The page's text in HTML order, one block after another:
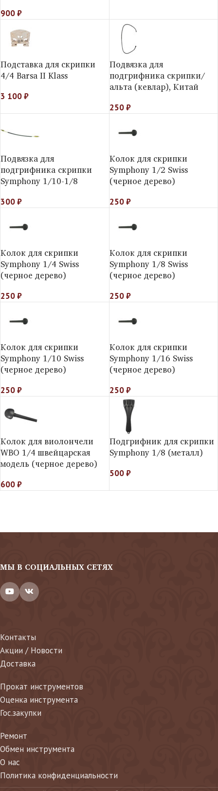
900₽
Подставка для скрипки
4/4 Barsa II Klass
3 100₽
Подвязка для
подгрифника скрипки/
альта (кевлар), Китай
250₽
Подвязка для
подгрифника скрипки
Symphony 1/10-1/8
300₽
Колок для скрипки
Symphony 1/2 Swiss
(черное дерево)
250₽
Колок для скрипки
Symphony 1/4 Swiss
(черное дерево)
250₽
Колок для скрипки
Symphony 1/8 Swiss
(черное дерево)
250₽
Колок для скрипки
Symphony 1/10 Swiss
(черное дерево)
250₽
Колок для скрипки
Symphony 1/16 Swiss
(черное дерево)
250₽
Колок для виолончели
WBO 1/4 швейцарская
модель (черное дерево)
600₽
Подгрифник для скрипки
Symphony 1/8 (металл)
500₽
МЫ В СОЦИАЛЬНЫХ СЕТЯХ
Контакты
Акции / Новости
Доставка
Прокат инструментов
Оценка инструмента
Гос.закупки
Ремонт
Обмен инструмента
О нас
Политика конфиденциальности